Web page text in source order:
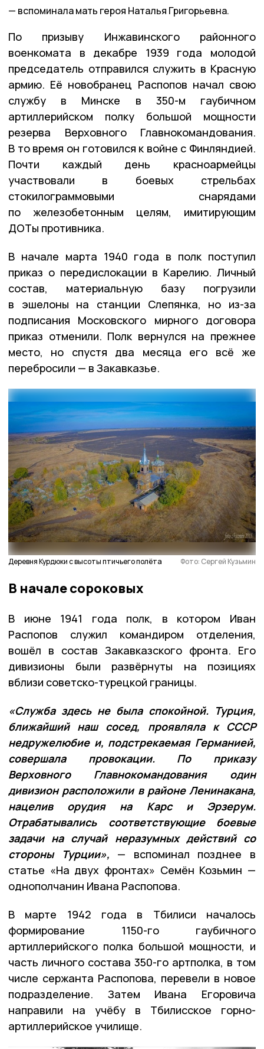
вспоминала мать героя Наталья Григорьевна.
По призыву Инжавинского районного
военкомата в декабре 1939 года молодой
председатель отправился служить в Красную
армию. Её новобранец Распопов начал свою
службу в Минске в 350-м гаубичном
артиллерийском полку большой мощности
резерва Верховного Главнокомандования.
В то время он готовился к войне с Финляндией.
Почти каждый день красноармейцы
участвовали в боевых стрельбах
стокилограммовыми снарядами
по железобетонным целям, имитирующим
ДОТы противника.
В начале марта 1940 года в полк поступил
приказ о передислокации в Карелию. Личный
состав, материальную базу погрузили
в эшелоны на станции Слепянка, но из-за
подписания Московского мирного договора
приказ отменили. Полк вернулся на прежнее
место, но спустя два месяца его всё же
перебросили — в Закавказье.
Деревня Курдюки с высоты птичьего полёта Фото: Сергей Кузьмин
В начале сороковых
В июне 1941 года полк, в котором Иван
Распопов служил командиром отделения,
вошёл в состав Закавказского фронта. Его
дивизионы были развёрнуты на позициях
вблизи советско-турецкой границы.
«Служба здесь не была спокойной. Турция,
ближайший наш сосед, проявляла к СССР
недружелюбие и, подстрекаемая Германией,
совершала провокации. По приказу
Верховного Главнокомандования один
дивизион расположили в районе Ленинакана,
нацелив орудия на Карс и Эрзерум.
Отрабатывались соответствующие боевые
задачи на случай неразумных действий со
стороны Турции», — вспоминал позднее в
статье «На двух фронтах» Семён Козьмин —
однополчанин Ивана Распопова.
В марте 1942 года в Тбилиси началось
формирование 1150-го гаубичного
артиллерийского полка большой мощности, и
часть личного состава 350-го артполка, в том
числе сержанта Распопова, перевели в новое
подразделение. Затем Ивана Егоровича
направили на учёбу в Тбилисское горно-
артиллерийское училище.